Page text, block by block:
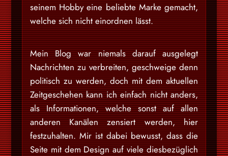
seinem Hobby eine beliebte Marke gemacht,
welche sich nicht einordnen lässt.
Mein Blog war niemals darauf ausgelegt
Nachrichten zu verbreiten, geschweige denn
politisch zu werden, doch mit dem aktuellen
Zeitgeschehen kann ich einfach nicht anders,
als Informationen, welche sonst auf allen
anderen Kanälen zensiert werden, hier
festzuhalten. Mir ist dabei bewusst, dass die
Seite mit dem Design auf viele diesbezüglich